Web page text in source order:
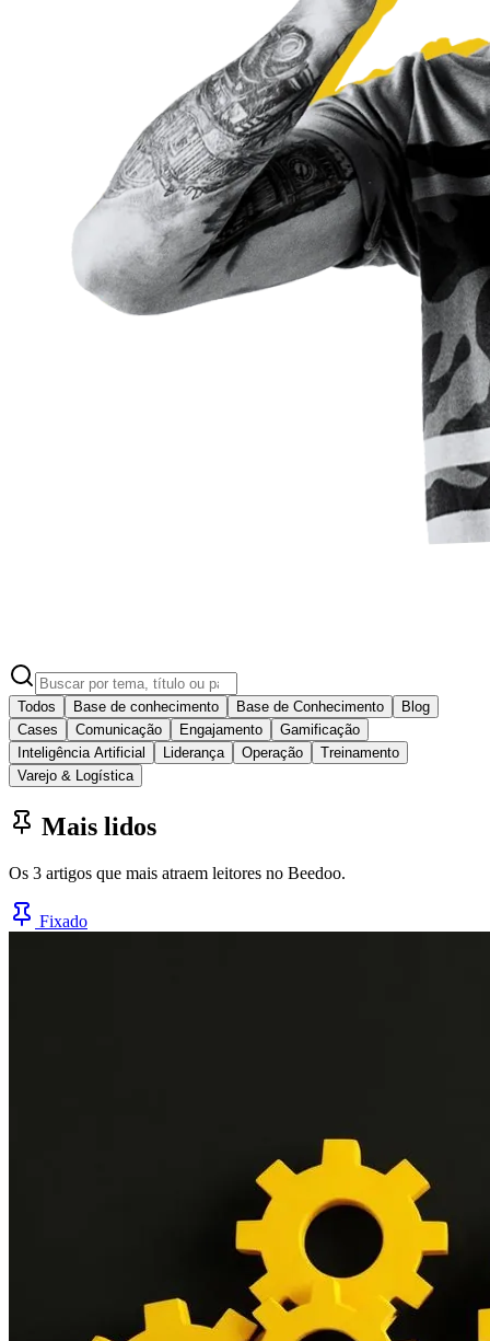
Todos Base de conhecimento Base de Conhecimento
Blog
Cases
Comunicação Engajamento
Gamificação
Inteligência Artificial
Liderança Operação
Treinamento
Varejo & Logística
Mais lidos
Os 3 artigos que mais atraem leitores no Beedoo.
Fixado